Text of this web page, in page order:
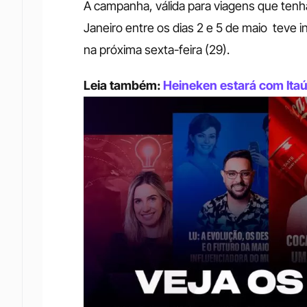
A campanha, válida para viagens que
Janeiro entre os dias 2 e 5 de maio  teve
na próxima sexta-feira (29).
Leia também: Heineken estará com